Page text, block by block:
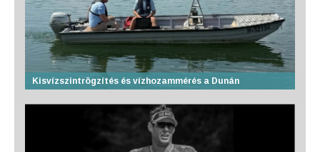
Kisvízszintrögzítés és vízhozammérés a Dunán